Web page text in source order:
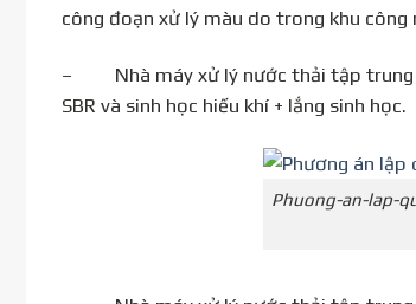
công đoạn xử lý màu do trong khu
– Nhà máy xử lý nước thải tập trung
SBR và sinh học hiếu khí + lắng sinh học.
Phuong-an-lap-